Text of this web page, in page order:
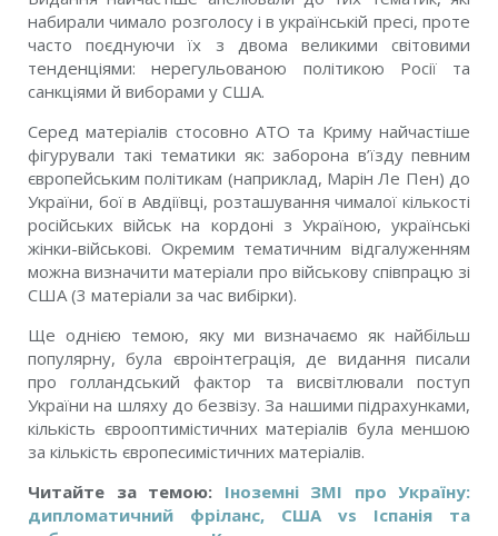
набирали чимало розголосу і в українській пресі, проте
часто поєднуючи їх з двома великими світовими
тенденціями: нерегульованою політикою Росії та
санкціями й виборами у США.
Серед матеріалів стосовно АТО та Криму найчастіше
фігурували такі тематики як: заборона в’їзду певним
європейським політикам (наприклад, Марін Ле Пен) до
України, бої в Авдіївці, розташування чималої кількості
російських військ на кордоні з Україною, українські
жінки-військові. Окремим тематичним відгалуженням
можна визначити матеріали про військову співпрацю зі
США (3 матеріали за час вибірки).
Ще однією темою, яку ми визначаємо як найбільш
популярну, була євроінтеграція, де видання писали
про голландський фактор та висвітлювали поступ
України на шляху до безвізу. За нашими підрахункaми,
кількість єврооптимістичних матеріалів була меншою
за кількість європесимістичних матеріалів.
Читайте за темою: Іноземні ЗМІ про Україну:
дипломатичний фріланс, США vs Іспанія та